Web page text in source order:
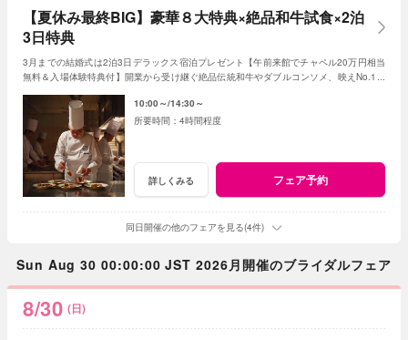
【夏休み最終BIG】豪華８大特典×絶品和牛試食×2泊
3日特典
3月までの結婚式は2泊3日デラックス宿泊プレゼント【午前来館でチャペル20万円相当
無料＆入場体験特典付】開業から受け継ぐ絶品伝統和牛やダブルコンソメ、映えNo.1デ
10:00～ 14:30～
4時間程度
詳しくみる フェア予約
同日開催の他のフェアを見る(4件)
Sun Aug 30 00:00:00 JST 2026月開催のブライダルフェア
8/30 (日)